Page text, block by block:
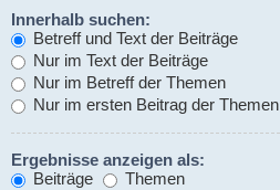
Innerhalb suchen:
Betreff und Text der Beiträge
Nur im Text der Beiträge
Nur im Betreff der Themen
Nur im ersten Beitrag der Themen
Ergebnisse anzeigen als:
Beiträge
Themen